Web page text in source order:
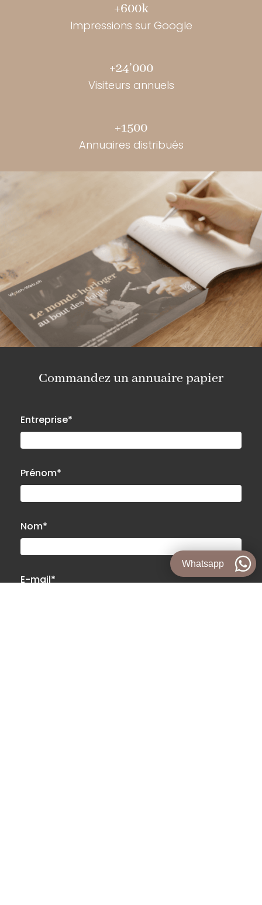
+600k
Impressions sur Google
+24’000
Visiteurs annuels
+1500
Annuaires distribués
Commandez un annuaire papier
Entreprise*
Prénom*
Nom*
E-mail*
Whatsapp